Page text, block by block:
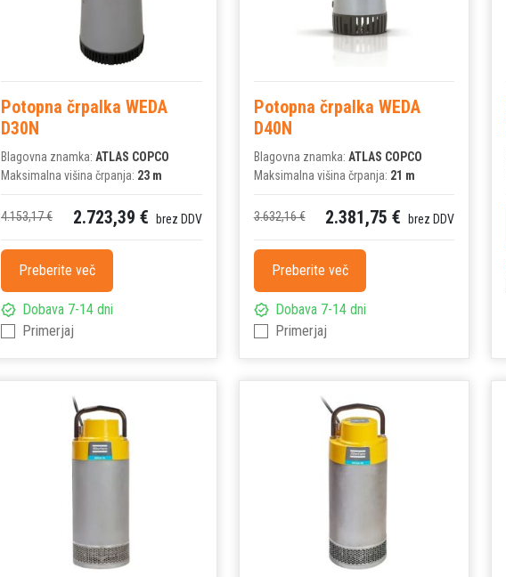
Potopna črpalka WEDA
D30N
Blagovna znamka: ATLAS COPCO
Maksimalna višina črpanja: 23 m
4.153,17 € 2.723,39 € brez DDV
Preberite več
Dobava 7-14 dni
Primerjaj
Potopna črpalka WEDA
D40N
Blagovna znamka: ATLAS COPCO
Maksimalna višina črpanja: 21 m
3.632,16 € 2.381,75 € brez DDV
Preberite več
Dobava 7-14 dni
Primerjaj